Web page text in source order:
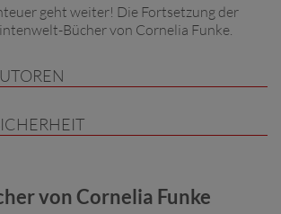
geht weiter! Die Fortsetzung der
Bücher von Cornelia Funke.
von Cornelia Funke